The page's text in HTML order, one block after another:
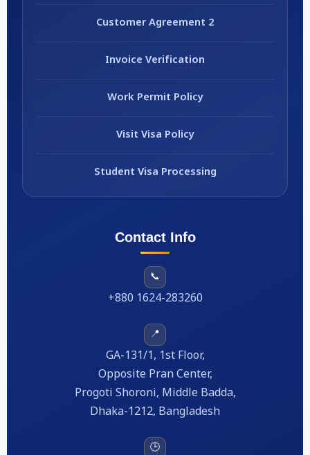
Customer Agreement 2
Invoice Verification
Work Permit Policy
Visit Visa Policy
Student Visa Processing
Contact Info
📞
+880 1624-283260
📍
GA-131/1, 1st Floor,
Opposite Pran Center,
Progoti Shoroni, Middle Badda,
Dhaka-1212, Bangladesh
🕒